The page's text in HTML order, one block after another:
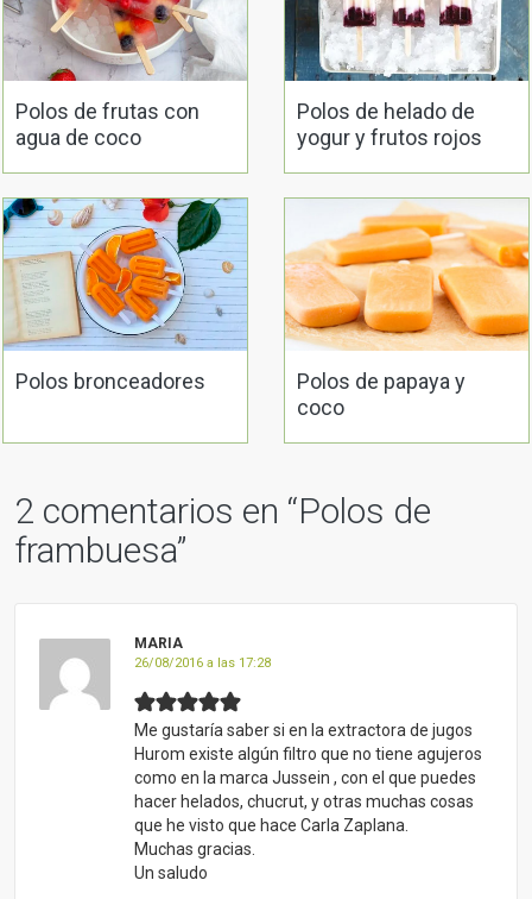
Polos de frutas con
agua de coco
Polos de helado de
yogur y frutos rojos
Polos bronceadores
Polos de papaya y
coco
2 comentarios en “Polos de
frambuesa”
MARIA
26/08/2016 a las 17:28
Me gustaría saber si en la extractora de jugos
Hurom existe algún filtro que no tiene agujeros
como en la marca Jussein , con el que puedes
hacer helados, chucrut, y otras muchas cosas
que he visto que hace Carla Zaplana.
Muchas gracias.
Un saludo